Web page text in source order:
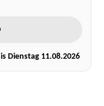
Dienstag 11.08.2026